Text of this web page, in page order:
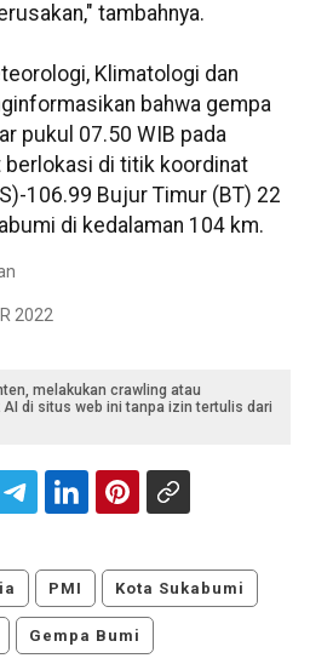
tambahnya.
Klimatologi dan
bahwa gempa
pukul 07.50 WIB pada
di titik koordinat
106.99 Bujur Timur (BT) 22
di kedalaman 104 km.
2022
melakukan crawling atau
di situs web ini tanpa izin tertulis dari
PMI Kota Sukabumi
Gempa Bumi